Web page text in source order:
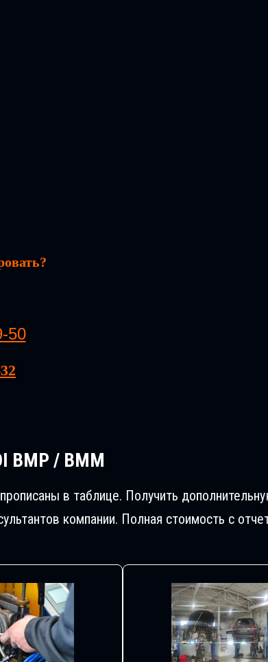
50
BMP / BMM
в таблице. Получить
компании. Полная стоимость с